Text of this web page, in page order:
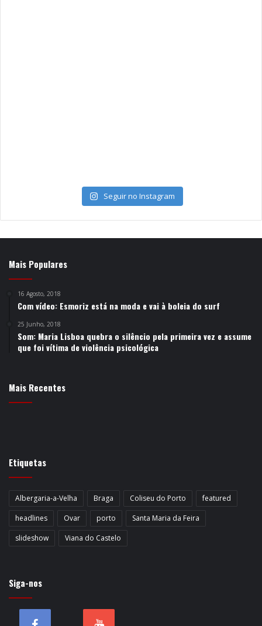
Seguir no Instagram
Mais Populares
16 Agosto, 2018
Com vídeo: Esmoriz está na moda e vai à boleia do surf
25 Junho, 2018
Som: Maria Lisboa quebra o silêncio pela primeira vez e assume
que foi vítima de violência psicológica
Mais Recentes
Etiquetas
Albergaria-a-Velha Braga Coliseu do Porto
featured
headlines
Ovar porto
Santa Maria da Feira
slideshow
Viana do Castelo
Siga-nos